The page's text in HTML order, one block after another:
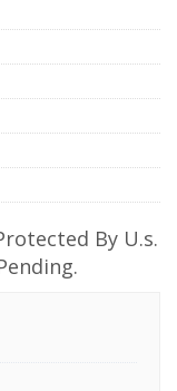
By U.s.